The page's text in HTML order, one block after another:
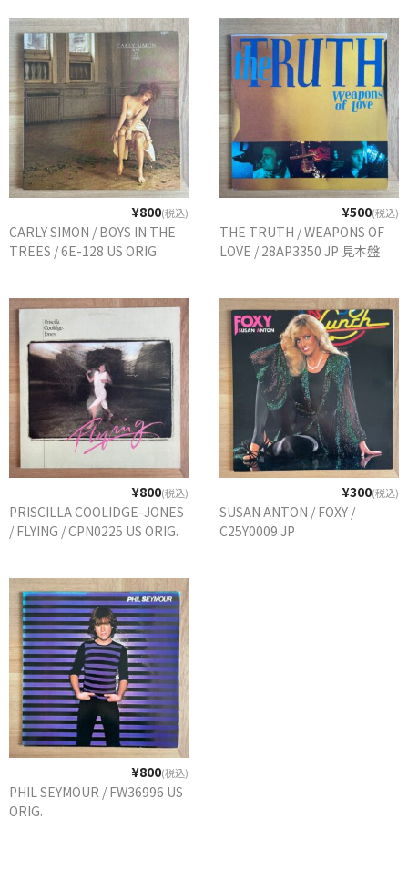
¥800(税込)
CARLY SIMON / BOYS IN THE
TREES / 6E-128 US ORIG.
¥500(税込)
THE TRUTH / WEAPONS OF
LOVE / 28AP3350 JP 見本盤
¥800(税込)
PRISCILLA COOLIDGE-JONES
/ FLYING / CPN0225 US ORIG.
¥300(税込)
SUSAN ANTON / FOXY /
C25Y0009 JP
¥800(税込)
PHIL SEYMOUR / FW36996 US
ORIG.